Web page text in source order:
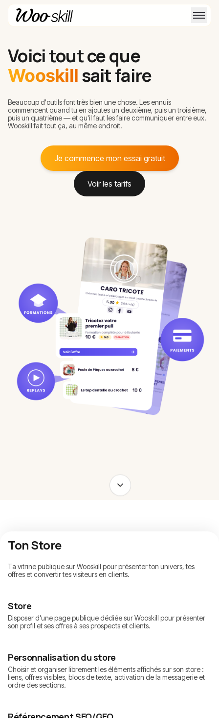
Voici tout ce que
Wooskill sait faire
Beaucoup d'outils font très bien une chose. Les ennuis
commencent quand tu en ajoutes un deuxième, puis un troisième,
puis un quatrième — et qu'il faut les faire communiquer entre eux.
Wooskill fait tout ça, au même endroit.
Je commence mon essai gratuit
Voir les tarifs
Ton Store
Ta vitrine publique sur Wooskill pour présenter ton univers, tes
offres et convertir tes visiteurs en clients.
Store
Disposer d'une page publique dédiée sur Wooskill pour présenter
son profil et ses offres à ses prospects et clients.
Personnalisation du store
Choisir et organiser librement les éléments affichés sur son store :
liens, offres visibles, blocs de texte, activation de la messagerie et
ordre des sections.